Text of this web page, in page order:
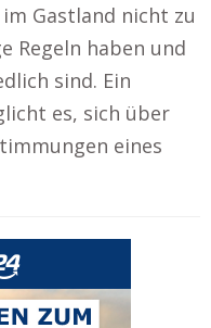
Gastland nicht zu
Regeln haben und
sind. Ein
es, sich über
eines